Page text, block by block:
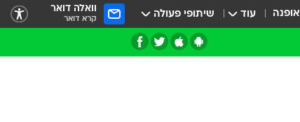
אופנה עוד שיתופי פעולה וואלה דואר
קרא דואר